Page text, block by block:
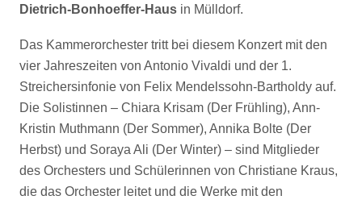
Dietrich-Bonhoeffer-Haus in Mülldorf.
Das Kammerorchester tritt bei diesem Konzert mit den
vier Jahreszeiten von Antonio Vivaldi und der 1.
Streichersinfonie von Felix Mendelssohn-Bartholdy auf.
Die Solistinnen – Chiara Krisam (Der Frühling), Ann-
Kristin Muthmann (Der Sommer), Annika Bolte (Der
Herbst) und Soraya Ali (Der Winter) – sind Mitglieder
des Orchesters und Schülerinnen von Christiane Kraus,
die das Orchester leitet und die Werke mit den